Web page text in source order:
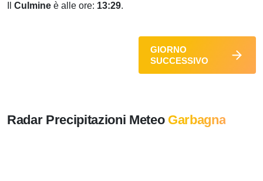
Culmine è alle ore: 13:29.
GIORNO
SUCCESSIVO
Radar Precipitazioni Meteo Garbagna